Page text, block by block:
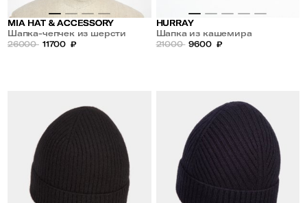
MIA HAT & ACCESSORY
Шапка-чепчек из шерсти
26000 11700 ₽
HURRAY
Шапка из кашемира
21000 9600 ₽